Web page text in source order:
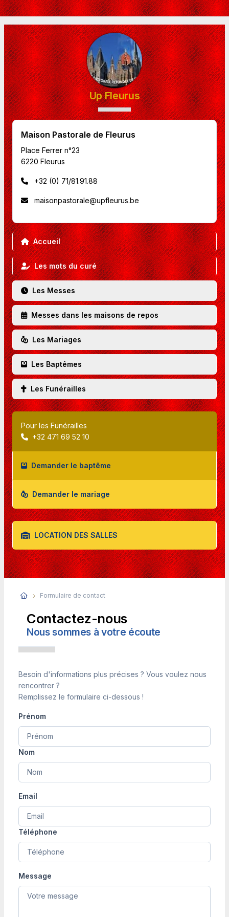
Up Fleurus
Maison Pastorale de Fleurus
Place Ferrer n°23
6220 Fleurus
+32 (0) 71/81.91.88
maisonpastorale@upfleurus.be
Accueil
Les mots du curé
Les Messes
Messes dans les maisons de repos
Les Mariages
Les Baptêmes
Les Funérailles
Pour les Funérailles
+32 471 69 52 10
Demander le baptême
Demander le mariage
LOCATION DES SALLES
Formulaire de contact
Contactez-nous
Nous sommes à votre écoute
Besoin d'informations plus précises ? Vous voulez nous
rencontrer ?
Remplissez le formulaire ci-dessous !
Prénom
Nom
Email
Téléphone
Message